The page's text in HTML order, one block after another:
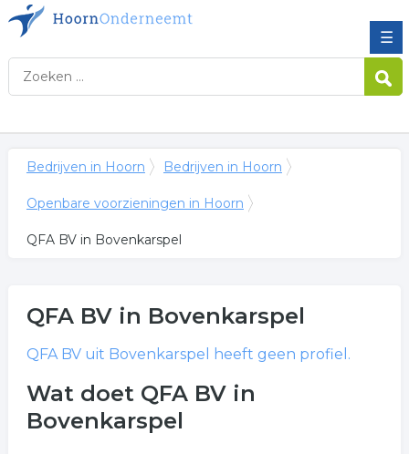
☰
Bedrijven in Hoorn Bedrijven in Hoorn
Openbare voorzieningen in Hoorn
QFA BV in Bovenkarspel
QFA BVin Bovenkarspel
QFA BVuit Bovenkarspel heeft geen profiel.
Wat doet QFA BV in
Bovenkarspel